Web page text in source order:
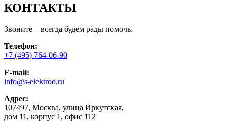
КОНТАКТЫ
Звоните – всегда будем рады помочь.
Телефон:
+7 (495) 764-06-90
E-mail:
info@s-elektrod.ru
Адрес:
107497, Москва, улица Иркутская,
дом 11, корпус 1, офис 112